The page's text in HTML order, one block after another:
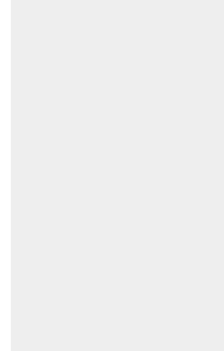
Rekomendasi